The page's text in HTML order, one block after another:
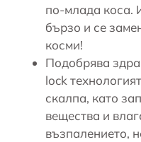
по-млада коса.
бързо и се
косми!
Подобрява
lock
скалпа, като
вещества и
възпалението,